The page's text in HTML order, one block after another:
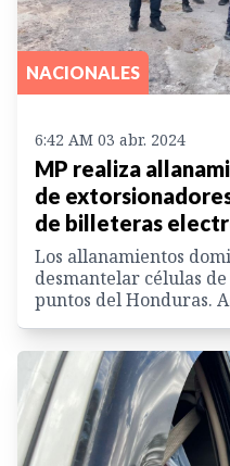
NACIONALES
6:42 AM 03 abr. 2024
MP realiza
de
de billeteras
Los allanamientos
desmantelar células
puntos del Honduras.